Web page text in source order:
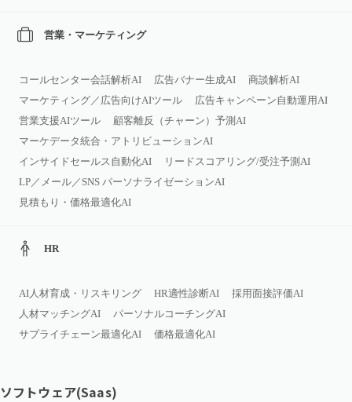
営業・マーケティング
コールセンター会話解析AI 広告バナー生成AI
商談解析AI
マーケティング／広告向けAIツール
広告キャンペーン自動運用AI
営業支援AIツール
顧客離反（チャーン）予測AI
マーケデータ統合・アトリビューションAI
インサイドセールス自動化AI
リードスコアリング/受注予測AI
LP／メール／SNS パーソナライゼーションAI
見積もり・価格最適化AI
HR
AI人材育成・リスキリング HR適性診断AI
採用面接評価AI
人材マッチングAI
パーソナルコーチングAI
サプライチェーン最適化AI
価格最適化AI
ソフトウェア(Saas)